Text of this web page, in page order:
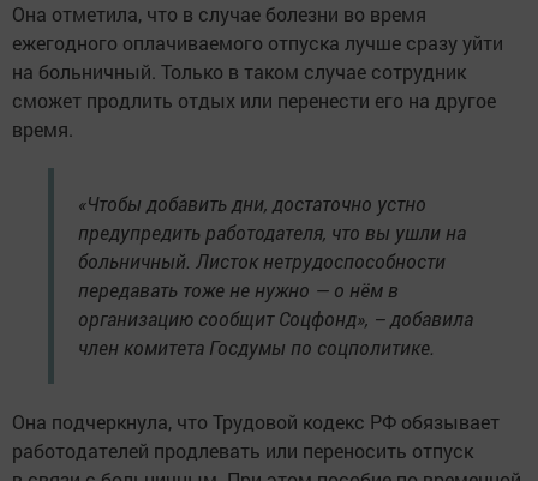
Она отметила, что в случае болезни во время
ежегодного оплачиваемого отпуска лучше сразу уйти
на больничный. Только в таком случае сотрудник
сможет продлить отдых или перенести его на другое
время.
«Чтобы добавить дни, достаточно устно
предупредить работодателя, что вы ушли на
больничный. Листок нетрудоспособности
передавать тоже не нужно — о нём в
организацию сообщит Соцфонд», – добавила
член комитета Госдумы по соцполитике.
Она подчеркнула, что Трудовой кодекс РФ обязывает
работодателей продлевать или переносить отпуск